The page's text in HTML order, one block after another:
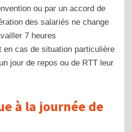
ou par un accord de
des salariés ne change
7 heures
en cas de situation particulière
jour de repos ou de RTT leur
à la journée de